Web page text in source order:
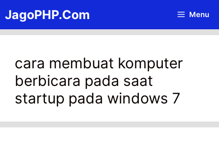
to
content
JagoPHP.Com Menu
cara membuat komputer
berbicara pada saat
startup pada windows 7